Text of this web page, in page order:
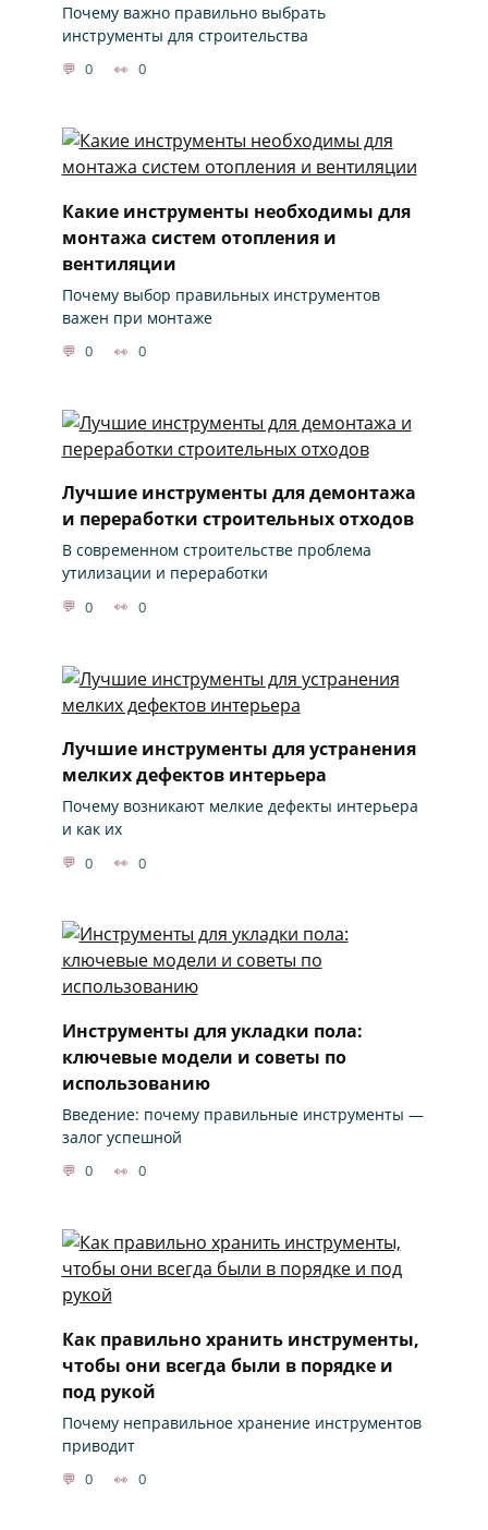
Почему важно правильно выбрать
инструменты для строительства
0 0
Какие инструменты необходимы для
монтажа систем отопления и
вентиляции
Почему выбор правильных инструментов
важен при монтаже
0 0
Лучшие инструменты для демонтажа
и переработки строительных отходов
В современном строительстве проблема
утилизации и переработки
0 0
Лучшие инструменты для устранения
мелких дефектов интерьера
Почему возникают мелкие дефекты интерьера
и как их
0 0
Инструменты для укладки пола:
ключевые модели и советы по
использованию
Введение: почему правильные инструменты —
залог успешной
0 0
Как правильно хранить инструменты,
чтобы они всегда были в порядке и
под рукой
Почему неправильное хранение инструментов
приводит
0 0